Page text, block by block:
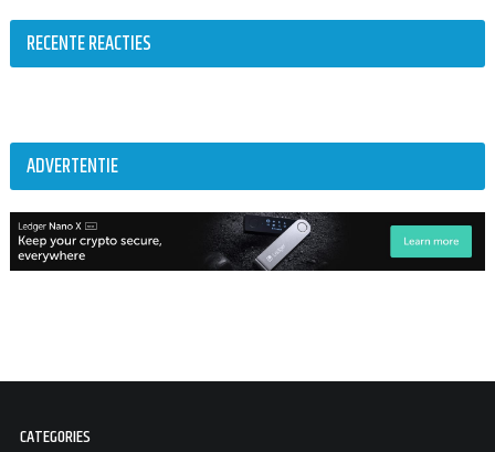
RECENTE REACTIES
ADVERTENTIE
CATEGORIES